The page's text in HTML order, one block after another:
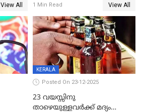
View All
59 വർഷം തടവും 90,൦൦൦ രൂപ
പിഴയും ശിക്ഷ
1 Min Read View All
KERALA
Posted On 23-12-2025
23 വയസ്സിനു
താഴെയുള്ളവർക്ക് മദ്യം